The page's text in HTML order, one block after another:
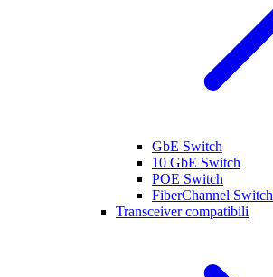
GbE Switch
10 GbE Switch
POE Switch
FiberChannel Switch
Transceiver compatibili